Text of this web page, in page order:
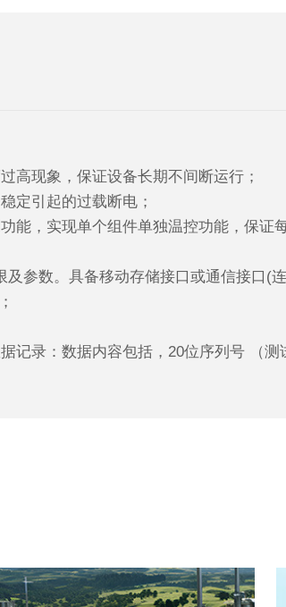
高现象，保证设备长期不间断运行；
定引起的过载断电；
能，实现单个组件单独温控功能，保证
参数。具备移动存储接口或通信接口(
记录：数据内容包括，20位序列号 （